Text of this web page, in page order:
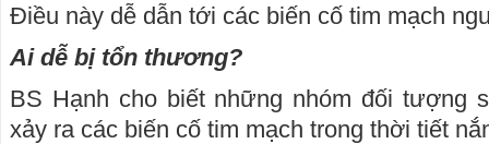
Điều này dễ dẫn tới các biến cố tim mạch
Ai dễ bị tổn thương?
BS Hạnh cho biết những nhóm đối tượng
xảy ra các biến cố tim mạch trong thời tiết